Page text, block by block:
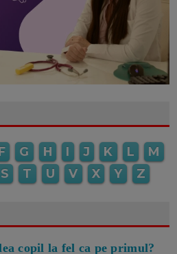
G H I J K L
M
S T U V X Y Z
copil la fel ca pe primul?